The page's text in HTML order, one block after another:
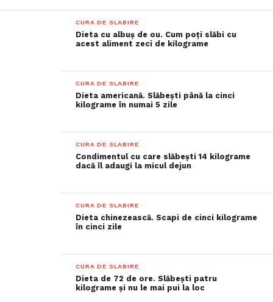
CURA DE SLABIRE
Dieta cu albuș de ou. Cum poți slăbi cu
acest aliment zeci de kilograme
CURA DE SLABIRE
Dieta americană. Slăbești până la cinci
kilograme în numai 5 zile
CURA DE SLABIRE
Condimentul cu care slăbești 14 kilograme
dacă îl adaugi la micul dejun
CURA DE SLABIRE
Dieta chinezească. Scapi de cinci kilograme
în cinci zile
CURA DE SLABIRE
Dieta de 72 de ore. Slăbești patru
kilograme și nu le mai pui la loc